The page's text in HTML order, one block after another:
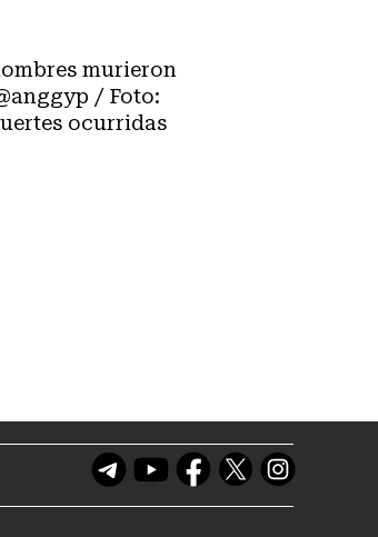
murieron
/ Foto:
ocurridas